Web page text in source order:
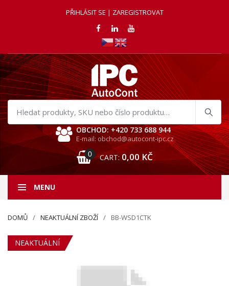
PŘIHLÁSIT SE | ZAREGISTROVAT
Hledat
produkty
OBCHOD: +420 733 688 944
E-mail: obchod@autocont-ipc.cz
0 CART: 0,00 KČ
MENU
DOMŮ NEAKTUÁLNÍ ZBOŽÍ BB-WSD1CTK
NEAKTUÁLNÍ